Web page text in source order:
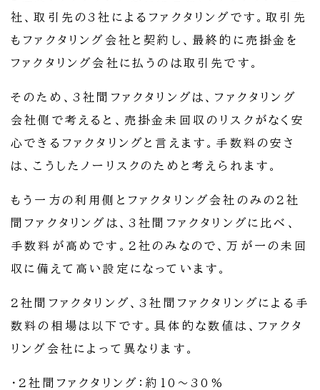
社、取引先の3社によるファクタリングです。取引先
もファクタリング会社と契約し、最終的に売掛金を
ファクタリング会社に払うのは取引先です。
そのため、3社間ファクタリングは、ファクタリング
会社側で考えると、売掛金未回収のリスクがなく安
心できるファクタリングと言えます。手数料の安さ
は、こうしたノーリスクのためと考えられます。
もう一方の利用側とファクタリング会社のみの2社
間ファクタリングは、3社間ファクタリングに比べ、
手数料が高めです。2社のみなので、万が一の未回
収に備えて高い設定になっています。
2社間ファクタリング、3社間ファクタリングによる手
数料の相場は以下です。具体的な数値は、ファクタ
リング会社によって異なります。
・2社間ファクタリング：約10～30%